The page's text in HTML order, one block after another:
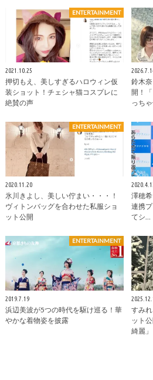
ENTERTAINMENT
2021.10.25
押切もえ、美しすぎるハロウィン仮
装ショット！チェシャ猫コスプレに
絶賛の声
鈴木
開！
っちゃ
ENTERTAINMENT
2020.11.20
氷川きよし、美しい佇まい・・・！
ヴィトンバッグを合わせた私服ショ
ット公開
澤穂
連携
てシ…
ENTERTAINMENT
2019.7.19
浜辺美波が5つの時代を駆け巡る！華
やかな着物姿を披露
すみ
ット
綺麗」